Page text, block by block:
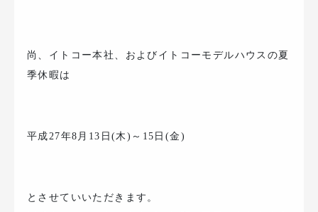
尚、イトコー本社、およびイトコーモデルハウスの夏
季休暇は
平成27年8月13日(木)～15日(金)
とさせていいただきます。